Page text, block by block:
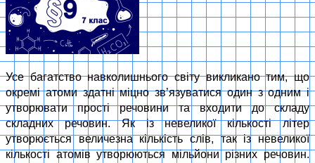
Усе багатство навколишнього світу викликано тим, що
окремі атоми здатні міцно зв’язуватися один з одним і
утворювати прості речовини та входити до складу
складних речовин. Як із невеликої кількості літер
утворюється величезна кількість слів, так із невеликої
кількості атомів утворюються мільйони різних речовин.